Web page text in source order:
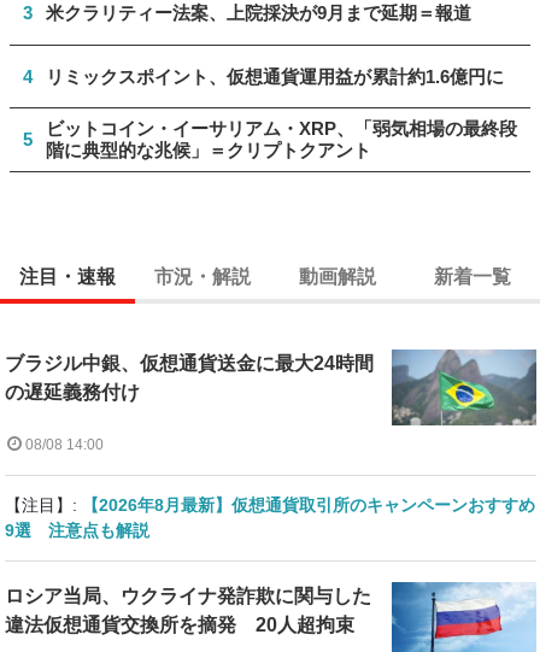
3 米クラリティー法案、上院採決が9月まで延期＝報道
4 リミックスポイント、仮想通貨運用益が累計約1.6億円に
5
ビットコイン・イーサリアム・XRP、「弱気相場の最終段
階に典型的な兆候」＝クリプトクアント
注目・速報 市況・解説 動画解説 新着一覧
ブラジル中銀、仮想通貨送金に最大24時間
の遅延義務付け
08/08 14:00
【注目】:
【2026年8月最新】仮想通貨取引所のキャンペーンおすすめ
9選 注意点も解説
ロシア当局、ウクライナ発詐欺に関与した
違法仮想通貨交換所を摘発 20人超拘束